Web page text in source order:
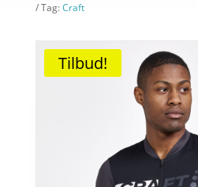
Tag:Craft
Tilbud!